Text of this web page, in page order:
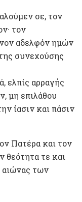
σε, τον
τον
αδελφόν ημών
συνεχούσης
ελπίς αρραγής
μη επιλάθου
ίασιν και πάσιν
Πατέρα και τον
θεότητα τε και
αιώνας των